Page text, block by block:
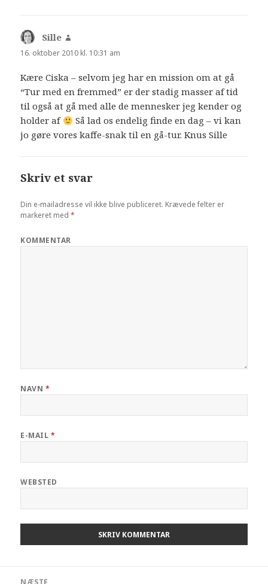
Sille
16. oktober 2010 kl. 10:31 am
Kære Ciska – selvom jeg har en mission om at gå
“Tur med en fremmed” er der stadig masser af tid
til også at gå med alle de mennesker jeg kender og
holder af
Så lad os endelig finde en dag – vi kan
jo gøre vores kaffe-snak til en gå-tur. Knus Sille
Skriv et svar
Din e-mailadresse vil ikke blive publiceret. Krævede felter er
markeret med*
KOMMENTAR
NAVN *
E-MAIL *
WEBSTED
NÆSTE